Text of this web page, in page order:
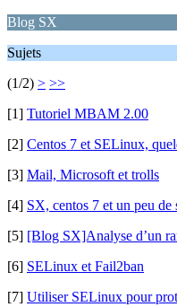
Blog SX
Sujets
(1/2) > >>
[1] Tutoriel MBAM 2.00
[2] Centos 7 et SELinux,
[3] Mail, Microsoft et trolls
[4] SX, centos 7 et un peu de
[5] [Blog SX]Analyse d’un
[6] SELinux et Fail2ban
[7] Utiliser SELinux pour